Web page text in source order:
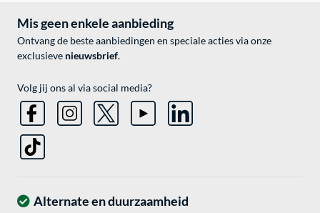
Mis geen enkele aanbieding
Ontvang de beste aanbiedingen en speciale acties via onze
exclusieve nieuwsbrief.
Volg jij ons al via social media?
Alternate en duurzaamheid